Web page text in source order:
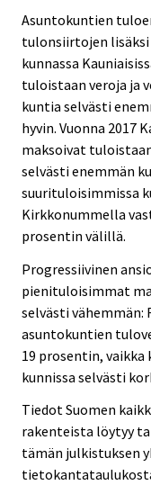
Asuntokuntien
tulonsiirtojen lisäksi
kunnassa
tuloistaan veroja ja
kuntia selvästi
hyvin. Vuonna 2017
maksoivat
selvästi enemmän
suurituloisimmissa
Kirkkonummella
prosentin välillä.
Progressiivinen
pienituloisimmat
selvästi vähemmän:
asuntokuntien
19 prosentin,
kunnissa selvästi
Tiedot Suomen
rakenteista löytyy
tämän julkistuksen